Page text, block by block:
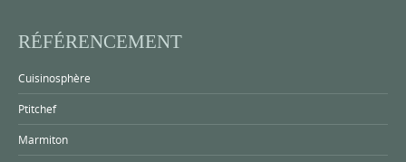
RÉFÉRENCEMENT
Cuisinosphère
Ptitchef
Marmiton